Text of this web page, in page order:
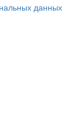
данных